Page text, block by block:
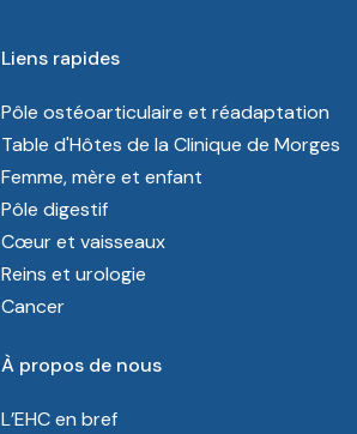
Liens rapides
Pôle ostéoarticulaire et réadaptation
Table d'Hôtes de la Clinique de Morges
Femme, mère et enfant
Pôle digestif
Cœur et vaisseaux
Reins et urologie
Cancer
À propos de nous
L’EHC en bref